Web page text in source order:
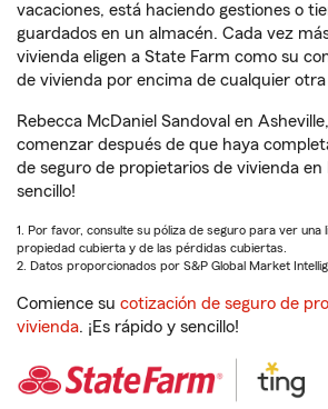
vacaciones, está haciendo gestiones o
guardados en un almacén. Cada vez
vivienda eligen a State Farm como su
de vivienda por encima de cualquier
Rebecca McDaniel Sandoval en
comenzar después de que haya
de seguro de propietarios de vivienda en
sencillo!
1. Por favor, consulte su póliza de seguro para ver una
propiedad cubierta y de las pérdidas cubiertas.
2. Datos proporcionados por S&P Global Market
Comience su cotización de seguro de
vivienda. ¡Es rápido y sencillo!